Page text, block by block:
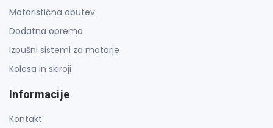
Motoristična obutev
Dodatna oprema
Izpušni sistemi za motorje
Kolesa in skiroji
Informacije
Kontakt